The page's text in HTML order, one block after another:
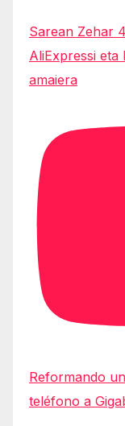
Sarean Zehar
AliExpressi
amaiera
Reformando
teléfono a